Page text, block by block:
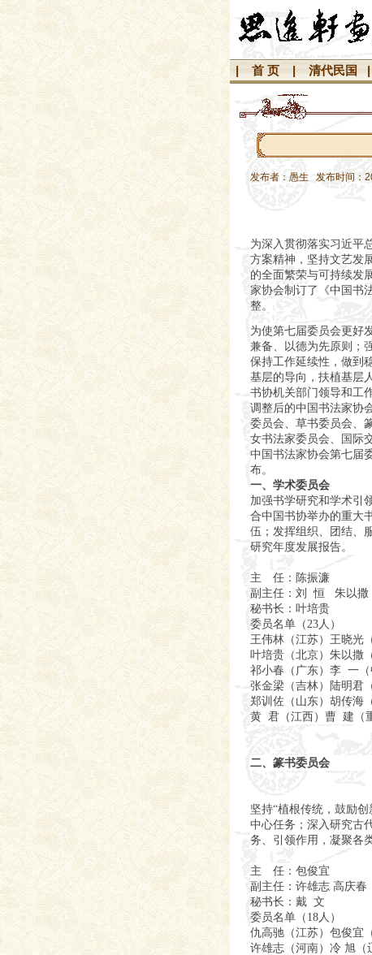
首 页 清代民国
发布者：愚生 发布时间：
为深入贯彻落实习近平
方案精神，坚持文艺发
的全面繁荣与可持续发
家协会制订了《中国书
整。
为使第七届委员会更好
兼备、以德为先原则；
保持工作延续性，做到
基层的导向，扶植基层
书协机关部门领导和工
调整后的中国书法家协
委员会、草书委员会、
女书法家委员会、国际
中国书法家协会第七届
布。
一、学术委员会
加强书学研究和学术引
合中国书协举办的重大
伍；发挥组织、团结、
研究年度发展报告。
主 任：陈振濂
副主任：刘 恒 朱以
秘书长：叶培贵
委员名单（23人）
王伟林（江苏）王晓光
叶培贵（北京）朱以撒
祁小春（广东）李 一（
张金梁（吉林）陆明君
郑训佐（山东）胡传海
黄 君（江西）曹 建（
二、篆书委员会
坚持“植根传统，鼓励
中心任务；深入研究古
务、引领作用，凝聚各
主 任：包俊宜
副主任：许雄志 高庆春
秘书长：戴 文
委员名单（18人）
仇高驰（江苏）包俊宜
许雄志（河南）冷 旭（